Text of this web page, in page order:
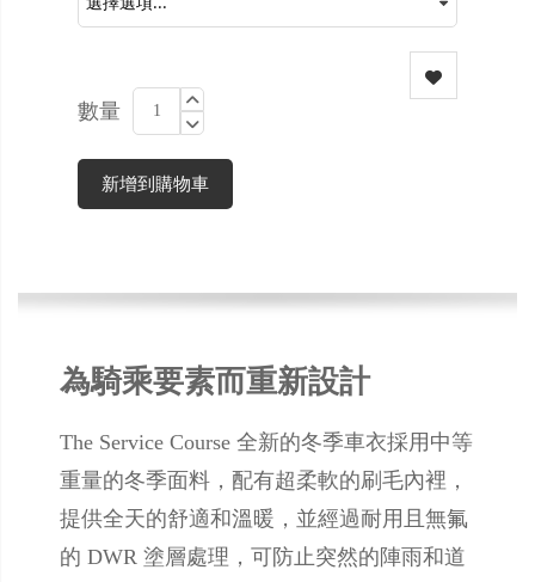
數量
新增到購物車
為騎乘要素而重新設計
The Service Course 全新的冬季車衣採用中等
重量的冬季面料，配有超柔軟的刷毛內裡，
提供全天的舒適和溫暖，並經過耐用且無氟
的 DWR 塗層處理，可防止突然的陣雨和道